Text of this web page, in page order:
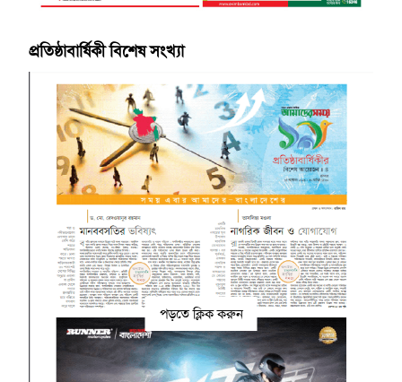
প্রতিষ্ঠাবার্ষিকী বিশেষ সংখ্যা
পড়তে ক্লিক করুন